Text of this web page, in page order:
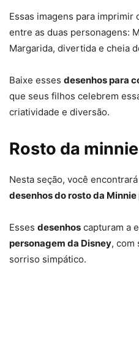
Essas imagens para imprimir
entre as duas personagens:
Margarida, divertida e cheia
Baixe esses desenhos para
que seus filhos celebrem
criatividade e diversão.
Rosto da
Nesta seção, você
desenhos do rosto da
Esses desenhos capturam a
personagem da Disney, com
sorriso simpático.